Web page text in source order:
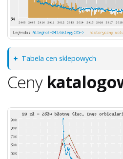
Tabela cen sklepowych
Ceny